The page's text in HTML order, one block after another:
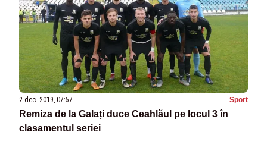
2 dec. 2019, 07:57 Sport
Remiza de la Galați duce Ceahlăul pe locul 3 în
clasamentul seriei